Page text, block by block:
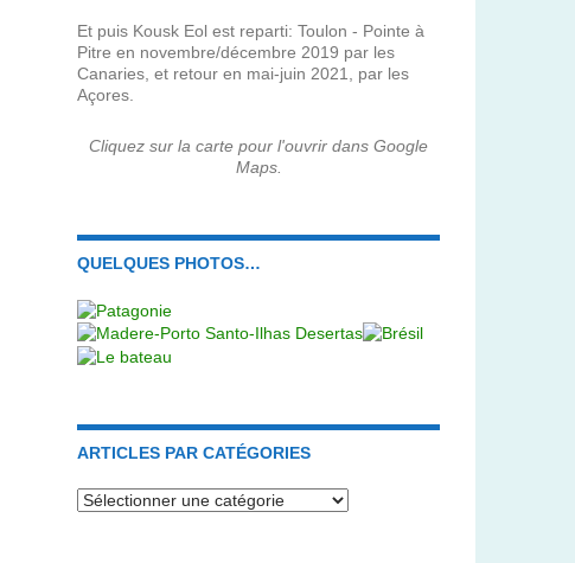
Et puis Kousk Eol est reparti: Toulon - Pointe à
Pitre en novembre/décembre 2019 par les
Canaries, et retour en mai-juin 2021, par les
Açores.
Cliquez sur la carte pour l'ouvrir dans Google
Maps.
QUELQUES PHOTOS…
ARTICLES PAR CATÉGORIES
Articles